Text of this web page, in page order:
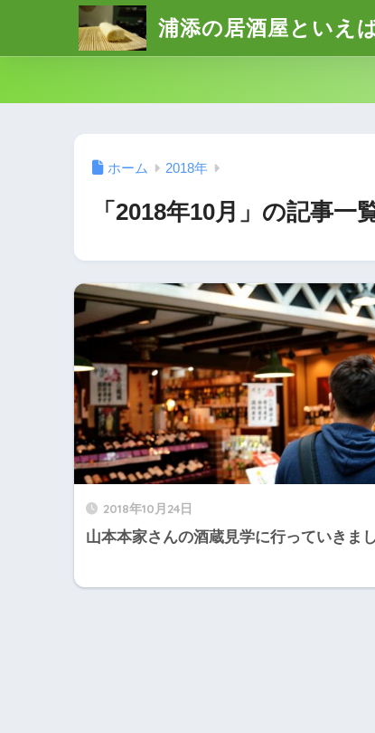
浦添の居酒屋といえ
ホーム 2018年
「2018年10月」の記事一
2018年10月24日
山本本家さんの酒蔵見学に行っていきま